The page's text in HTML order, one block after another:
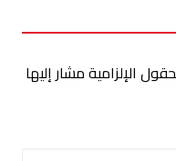
الإلزامية مشار إليها